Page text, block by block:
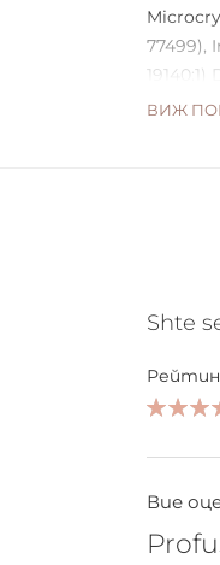
77499),
Lake (CI
ВИЖ
Shte
Вие